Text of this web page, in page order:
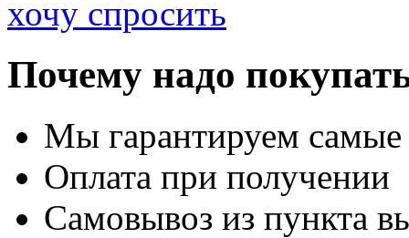
хочу спросить
Почему надо
Мы гарантируем
Оплата при получении
Самовывоз из пункта